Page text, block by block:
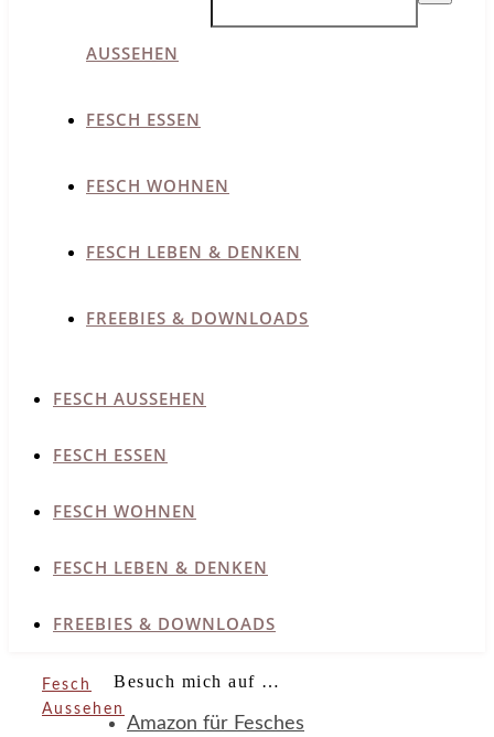
AUSSEHEN
FESCH ESSEN
FESCH WOHNEN
FESCH LEBEN & DENKEN
FREEBIES & DOWNLOADS
FESCH AUSSEHEN
FESCH ESSEN
FESCH WOHNEN
FESCH LEBEN & DENKEN
FREEBIES & DOWNLOADS
Fesch
Aussehen
Besuch mich auf …
Amazon für Fesches